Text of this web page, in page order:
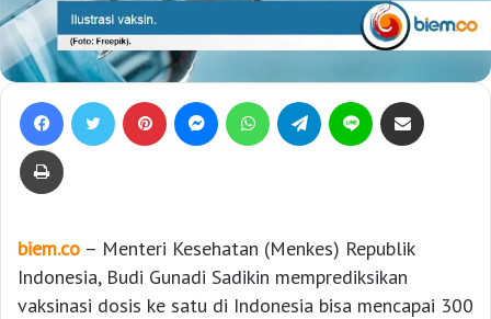
biem.co – Menteri Kesehatan (Menkes) Republik
Indonesia, Budi Gunadi Sadikin memprediksikan
vaksinasi dosis ke satu di Indonesia bisa mencapai 300